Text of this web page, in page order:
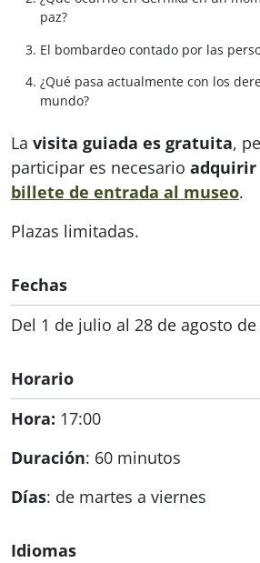
paz?
El bombardeo contado por las
¿Qué pasa actualmente con los
mundo?
La visita guiada es gratuita,
participar es necesario adquirir
billete de entrada al museo.
Plazas limitadas.
Fechas
Del 1 de julio al 28 de agosto de
Horario
Hora: 17:00
Duración: 60 minutos
Días: de martes a viernes
Idiomas